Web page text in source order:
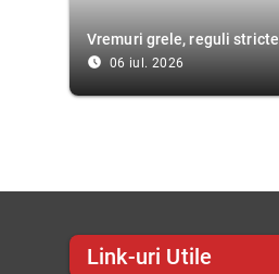
Vremuri grele, reguli stricte
access_time_filled 06 iul. 2026
Link-uri Utile